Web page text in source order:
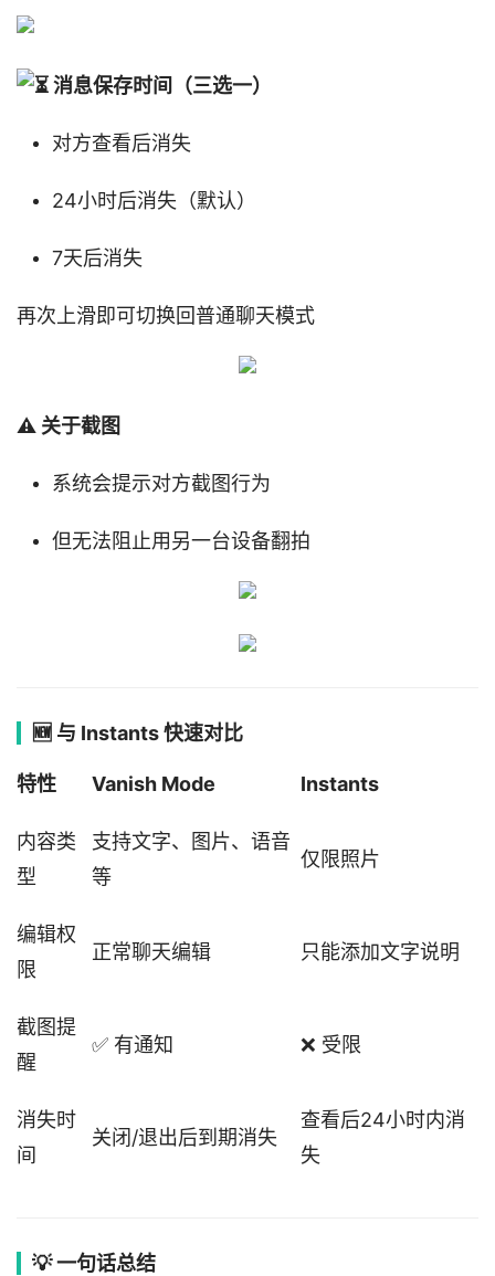
⏳ 消息保存时间（三选一）
对方查看后消失
24小时后消失（默认）
7天后消失
再次上滑即可切换回普通聊天模式
⚠️ 关于截图
系统会提示对方截图行为
但无法阻止用另一台设备翻拍
🆕 与 Instants 快速对比
特性 Vanish Mode Instants
内容类
型
支持文字、图片、语音
等
仅限照片
编辑权
限
正常聊天编辑 只能添加文字说明
截图提
醒
✅ 有通知 ❌ 受限
消失时
间
关闭/退出后到期消失
查看后24小时内消
失
💡 一句话总结